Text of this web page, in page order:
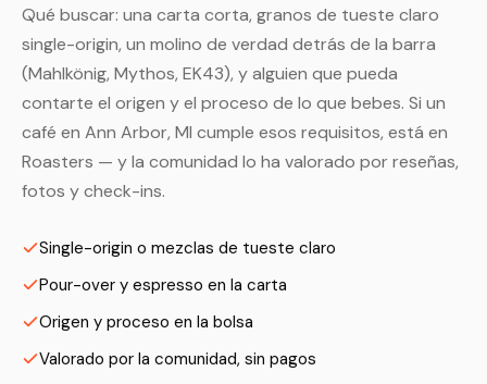
Qué buscar: una carta corta, granos de tueste claro
single-origin, un molino de verdad detrás de la barra
(Mahlkönig, Mythos, EK43), y alguien que pueda
contarte el origen y el proceso de lo que bebes. Si un
café en Ann Arbor, MI cumple esos requisitos, está en
Roasters — y la comunidad lo ha valorado por reseñas,
fotos y check-ins.
Single-origin o mezclas de tueste claro
Pour-over y espresso en la carta
Origen y proceso en la bolsa
Valorado por la comunidad, sin pagos